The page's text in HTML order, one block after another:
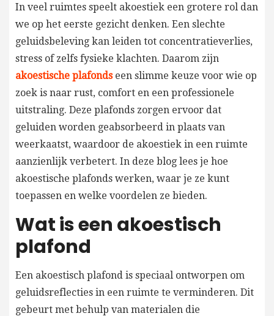
In veel ruimtes speelt akoestiek een grotere rol dan
we op het eerste gezicht denken. Een slechte
geluidsbeleving kan leiden tot concentratieverlies,
stress of zelfs fysieke klachten. Daarom zijn
akoestische plafondseen slimme keuze voor wie op
zoek is naar rust, comfort en een professionele
uitstraling. Deze plafonds zorgen ervoor dat
geluiden worden geabsorbeerd in plaats van
weerkaatst, waardoor de akoestiek in een ruimte
aanzienlijk verbetert. In deze blog lees je hoe
akoestische plafonds werken, waar je ze kunt
toepassen en welke voordelen ze bieden.
Wat is een akoestisch
plafond
Een akoestisch plafond is speciaal ontworpen om
geluidsreflecties in een ruimte te verminderen. Dit
gebeurt met behulp van materialen die